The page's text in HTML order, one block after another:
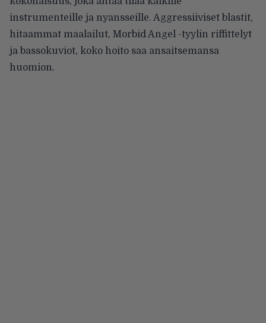
instrumenteille ja nyansseille. Aggressiiviset blastit,
hitaammat maalailut, Morbid Angel -tyylin riffittelyt
ja bassokuviot, koko hoito saa ansaitsemansa
huomion.